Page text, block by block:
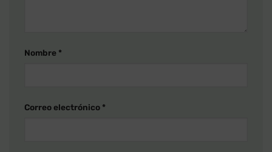
Nombre *
Correo electrónico *